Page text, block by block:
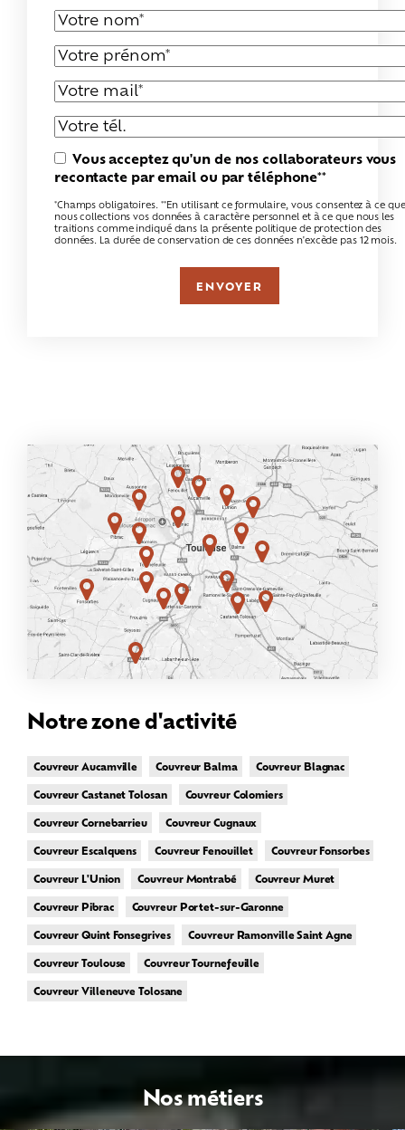
Vous acceptez qu'un de nos collaborateurs vous
recontacte par email ou par téléphone**
*Champs obligatoires. **En utilisant ce formulaire, vous consentez à ce que
nous collections vos données à caractère personnel et à ce que nous les
traitions comme indiqué dans la présente politique de protection des
données. La durée de conservation de ces données n'excède pas 12 mois.
Notre zone d'activité
Couvreur Aucamville Couvreur Balma
Couvreur Blagnac
Couvreur Castanet Tolosan
Couvreur Colomiers
Couvreur Cornebarrieu
Couvreur Cugnaux
Couvreur Escalquens
Couvreur Fenouillet
Couvreur Fonsorbes
Couvreur L'Union
Couvreur Montrabé
Couvreur Muret
Couvreur Pibrac
Couvreur Portet-sur-Garonne
Couvreur Quint Fonsegrives
Couvreur Ramonville Saint Agne
Couvreur Toulouse
Couvreur Tournefeuille
Couvreur Villeneuve Tolosane
Nos métiers